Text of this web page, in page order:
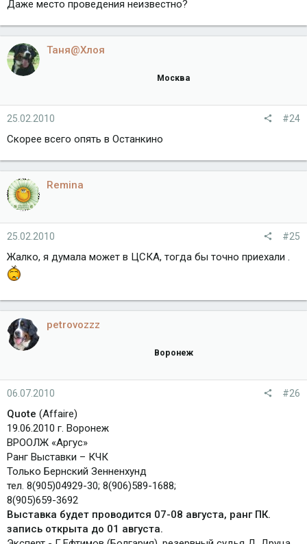
Даже место проведения неизвестно?
Таня@Хлоя
Москва
25.02.2010 #24
Скорее всего опять в Останкино
Remina
25.02.2010 #25
Жалко, я думала может в ЦСКА, тогда бы точно приехали .
petrovozzz
Воронеж
06.07.2010 #26
Quote (Affaire)
19.06.2010 г. Воронеж
ВРООЛЖ «Аргус»
Ранг Выставки – КЧК
Только Бернский Зенненхунд
тел. 8(905)04929-30; 8(906)589-1688;
8(905)659-3692
Выставка будет проводится 07-08 августа, ранг ПК.
запись открыта до 01 августа.